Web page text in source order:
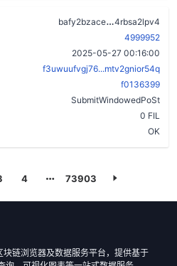
bafy2bzace
4rbsa2lpv4
4999952
2025-05-27 00:16:00
f3uwuufvgj76...mtv2gnior54q
f0136399
SubmitWindowedPoSt
0 FIL
OK
4 73903
链浏览器及数据服务平台，提供基于